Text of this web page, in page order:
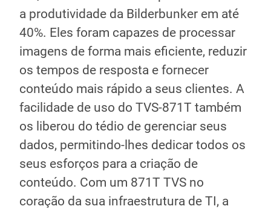
a produtividade da Bilderbunker em até
40%. Eles foram capazes de processar
imagens de forma mais eficiente, reduzir
os tempos de resposta e fornecer
conteúdo mais rápido a seus clientes. A
facilidade de uso do TVS-871T também
os liberou do tédio de gerenciar seus
dados, permitindo-lhes dedicar todos os
seus esforços para a criação de
conteúdo. Com um 871T TVS no
coração da sua infraestrutura de TI, a